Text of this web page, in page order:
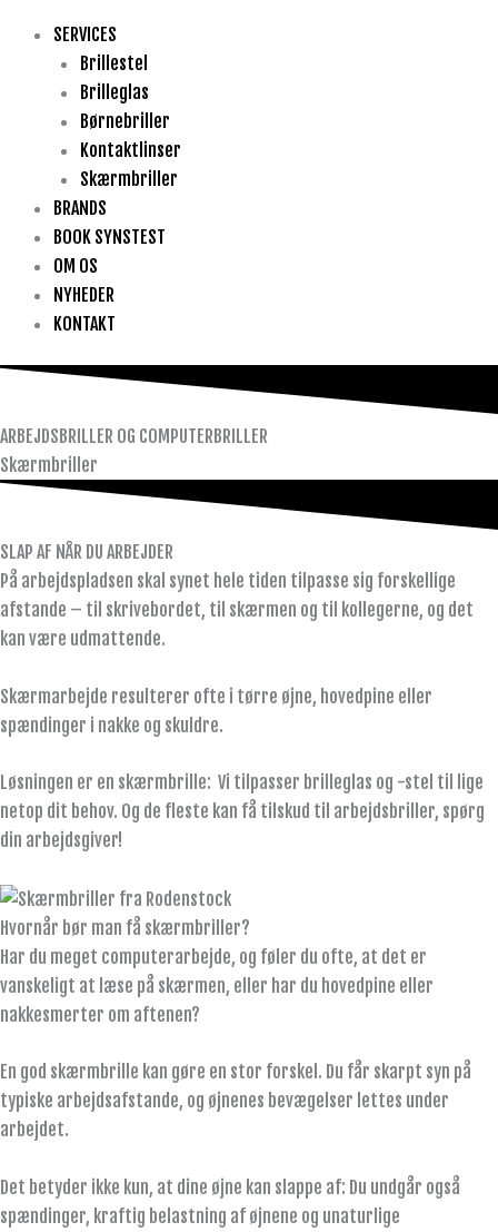
SERVICES
Brillestel
Brilleglas
Børnebriller
Kontaktlinser
Skærmbriller
BRANDS
BOOK SYNSTEST
OM OS
NYHEDER
KONTAKT
ARBEJDSBRILLER OG COMPUTERBRILLER
Skærmbriller
SLAP AF NÅR DU ARBEJDER
På arbejdspladsen skal synet hele tiden tilpasse sig forskellige
afstande – til skrivebordet, til skærmen og til kollegerne, og det
kan være udmattende.
Skærmarbejde resulterer ofte i tørre øjne, hovedpine eller
spændinger i nakke og skuldre.
Løsningen er en skærmbrille: Vi tilpasser brilleglas og -stel til lige
netop dit behov. Og de fleste kan få tilskud til arbejdsbriller, spørg
din arbejdsgiver!
Hvornår bør man få skærmbriller?
Har du meget computerarbejde, og føler du ofte, at det er
vanskeligt at læse på skærmen, eller har du hovedpine eller
nakkesmerter om aftenen?
En god skærmbrille kan gøre en stor forskel. Du får skarpt syn på
typiske arbejdsafstande, og øjnenes bevægelser lettes under
arbejdet.
Det betyder ikke kun, at dine øjne kan slappe af: Du undgår også
spændinger, kraftig belastning af øjnene og unaturlige